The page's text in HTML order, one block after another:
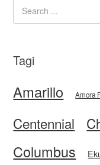
Tagi
Amarillo Amora
Centennial
Columbus